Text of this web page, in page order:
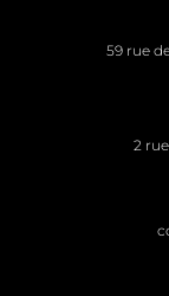
59 rue
2